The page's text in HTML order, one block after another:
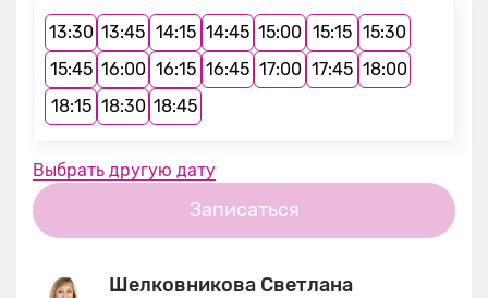
13:30 13:45 14:15 14:45 15:00 15:15 15:30
15:45 16:00 16:15 16:45 17:00 17:45 18:00
18:15 18:30 18:45
Выбрать другую дату
Записаться
Шелковникова Светлана